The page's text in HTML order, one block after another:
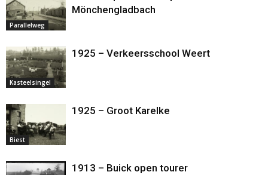
Parallelweg
Mönchengladbach
Kasteelsingel
1925 – Verkeersschool Weert
Biest
1925 – Groot Karelke
1913 – Buick open tourer